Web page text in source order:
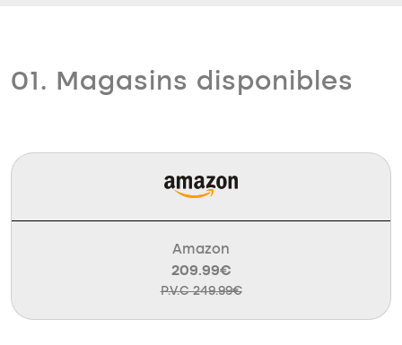
01. Magasins disponibles
Amazon
209.99€
P.V.C 249.99€